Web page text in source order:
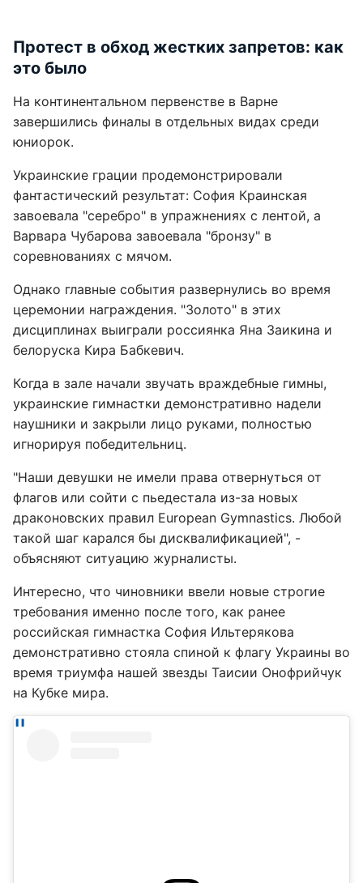
Протест в обход жестких запретов: как
это было
На континентальном первенстве в Варне
завершились финалы в отдельных видах среди
юниорок.
Украинские грации продемонстрировали
фантастический результат: София Краинская
завоевала "серебро" в упражнениях с лентой, а
Варвара Чубарова завоевала "бронзу" в
соревнованиях с мячом.
Однако главные события развернулись во время
церемонии награждения. "Золото" в этих
дисциплинах выиграли россиянка Яна Заикина и
белоруска Кира Бабкевич.
Когда в зале начали звучать враждебные гимны,
украинские гимнастки демонстративно надели
наушники и закрыли лицо руками, полностью
игнорируя победительниц.
"Наши девушки не имели права отвернуться от
флагов или сойти с пьедестала из-за новых
драконовских правил European Gymnastics. Любой
такой шаг карался бы дисквалификацией", -
объясняют ситуацию журналисты.
Интересно, что чиновники ввели новые строгие
требования именно после того, как ранее
российская гимнастка София Ильтерякова
демонстративно стояла спиной к флагу Украины во
время триумфа нашей звезды Таисии Онофрийчук
на Кубке мира.